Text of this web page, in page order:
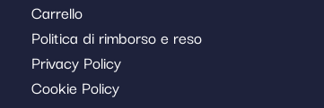
Carrello
Politica di rimborso e reso
Privacy Policy
Cookie Policy